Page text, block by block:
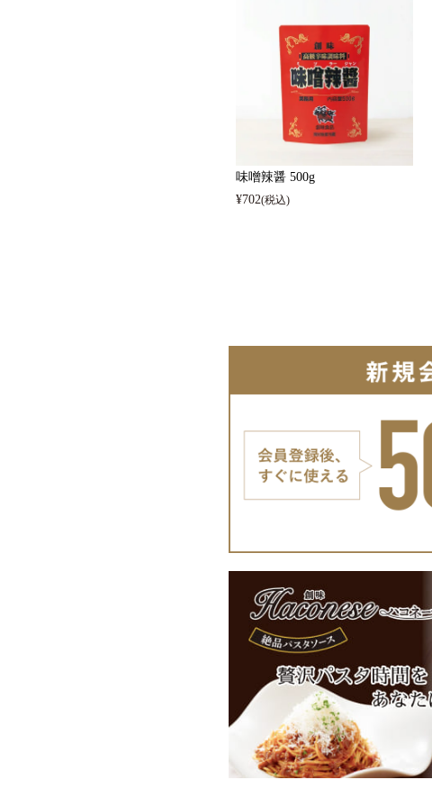
たれ
中華調味料
ぽん酢・お酢
ドレッシング
オリジナルグッズ
ギフトセット 3,000〜
ギフトセット 4,000〜
ギフトセット 5,000円〜
味噌辣醤 500g
¥702(税込)